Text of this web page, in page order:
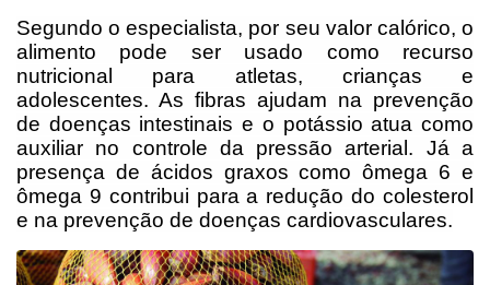
Segundo o especialista, por seu valor calórico, o
alimento pode ser usado como recurso
nutricional para atletas, crianças e
adolescentes. As fibras ajudam na prevenção
de doenças intestinais e o potássio atua como
auxiliar no controle da pressão arterial. Já a
presença de ácidos graxos como ômega 6 e
ômega 9 contribui para a redução do colesterol
e na prevenção de doenças cardiovasculares.